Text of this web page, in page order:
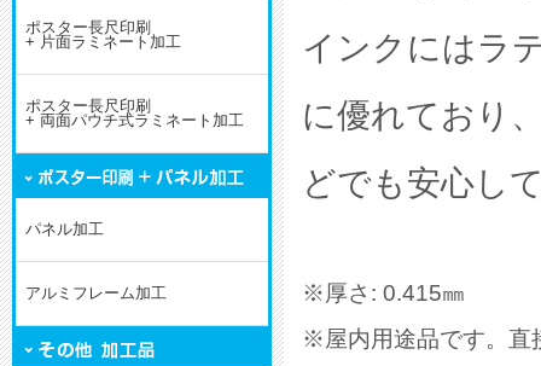
ポスター長尺印刷
+ 片面ラミネート加工
ポスター長尺印刷
+ 両面パウチ式ラミネート加工
パネル加工
アルミフレーム加工
インクにはラ
に優れており
どでも安心し
※厚さ: 0.415㎜
※屋内用途品です。直